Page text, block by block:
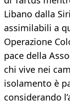
Libano dalla
assimilabili a
Operazione
pace della
chi vive nei
isolamento è
considerando